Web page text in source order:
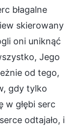
błagalne
skierowany
oni uniknąć
Jego
od tego,
gdy tylko
w głębi serc
odtajało, i